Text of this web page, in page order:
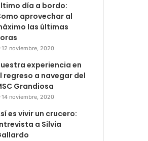
día a bordo:
aprovechar al
las últimas
12 noviembre, 2020
experiencia en
regreso a navegar del
Grandiosa
14 noviembre, 2020
es vivir un crucero:
a Silvia